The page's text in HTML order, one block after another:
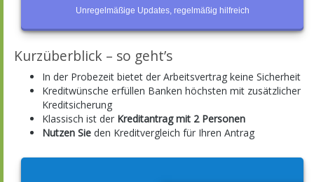
Unregelmäßige Updates, regelmäßig hilfreich
Kurzüberblick – so geht’s
In der Probezeit bietet der Arbeitsvertrag keine Sicherheit
Kreditwünsche erfüllen Banken höchsten mit zusätzlicher
Kreditsicherung
Klassisch ist der Kreditantrag mit 2 Personen
Nutzen Sie den Kreditvergleich für Ihren Antrag